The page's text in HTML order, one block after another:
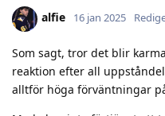
alfie 16 jan 2025
Som sagt, tror det blir
reaktion efter all
alltför höga förväntningar